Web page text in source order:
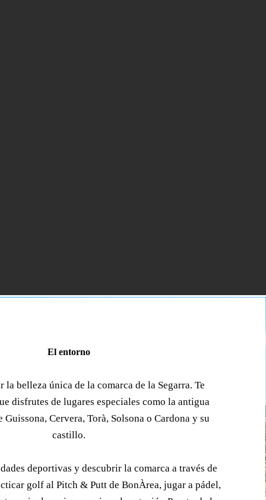
El entorno
la belleza única de la comarca de la Segarra. Te
disfrutes de lugares especiales como la antigua
Guissona, Cervera, Torà, Solsona o Cardona y su
castillo.
deportivas y descubrir la comarca a través de
golf al Pitch & Putt de BonÀrea, jugar a pádel,